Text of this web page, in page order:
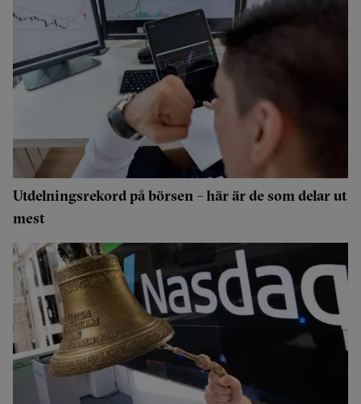
Utdelningsrekord på börsen – här är de som delar ut
mest